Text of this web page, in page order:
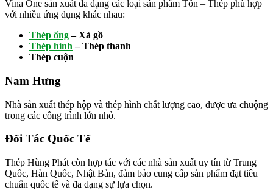
Vina One sản xuất đa dạng các loại sản phẩm Tôn – Thép phù hợp
với nhiều ứng dụng khác nhau:
Thép ống– Xà gồ
Thép hình – Thép thanh
Thép cuộn
Nam Hưng
Nhà sản xuất thép hộp và thép hình chất lượng cao, được ưa chuộng
trong các công trình lớn nhỏ.
Đối Tác Quốc Tế
Thép Hùng Phát còn hợp tác với các nhà sản xuất uy tín từ Trung
Quốc, Hàn Quốc, Nhật Bản, đảm bảo cung cấp sản phẩm đạt tiêu
chuẩn quốc tế và đa dạng sự lựa chọn.